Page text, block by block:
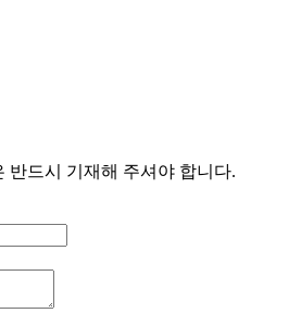
반드시 기재해 주셔야 합니다.